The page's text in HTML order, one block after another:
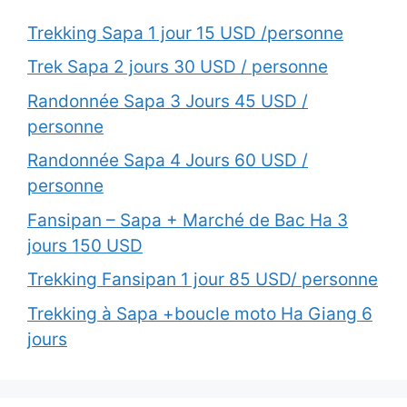
Trekking Sapa 1 jour 15 USD /personne
Trek Sapa 2 jours 30 USD / personne
Randonnée Sapa 3 Jours 45 USD /
personne
Randonnée Sapa 4 Jours 60 USD /
personne
Fansipan – Sapa + Marché de Bac Ha 3
jours 150 USD
Trekking Fansipan 1 jour 85 USD/ personne
Trekking à Sapa +boucle moto Ha Giang 6
jours